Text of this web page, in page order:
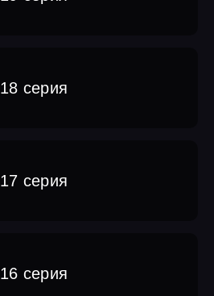
18 серия
17 серия
16 серия